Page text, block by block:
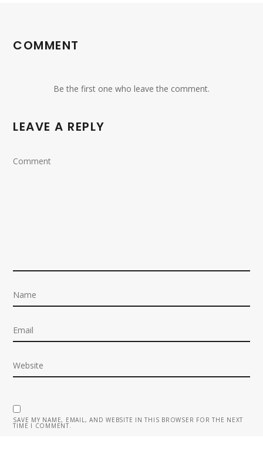
COMMENT
Be the first one who leave the comment.
LEAVE A REPLY
SAVE MY NAME, EMAIL, AND WEBSITE IN THIS BROWSER FOR THE NEXT
TIME I COMMENT.